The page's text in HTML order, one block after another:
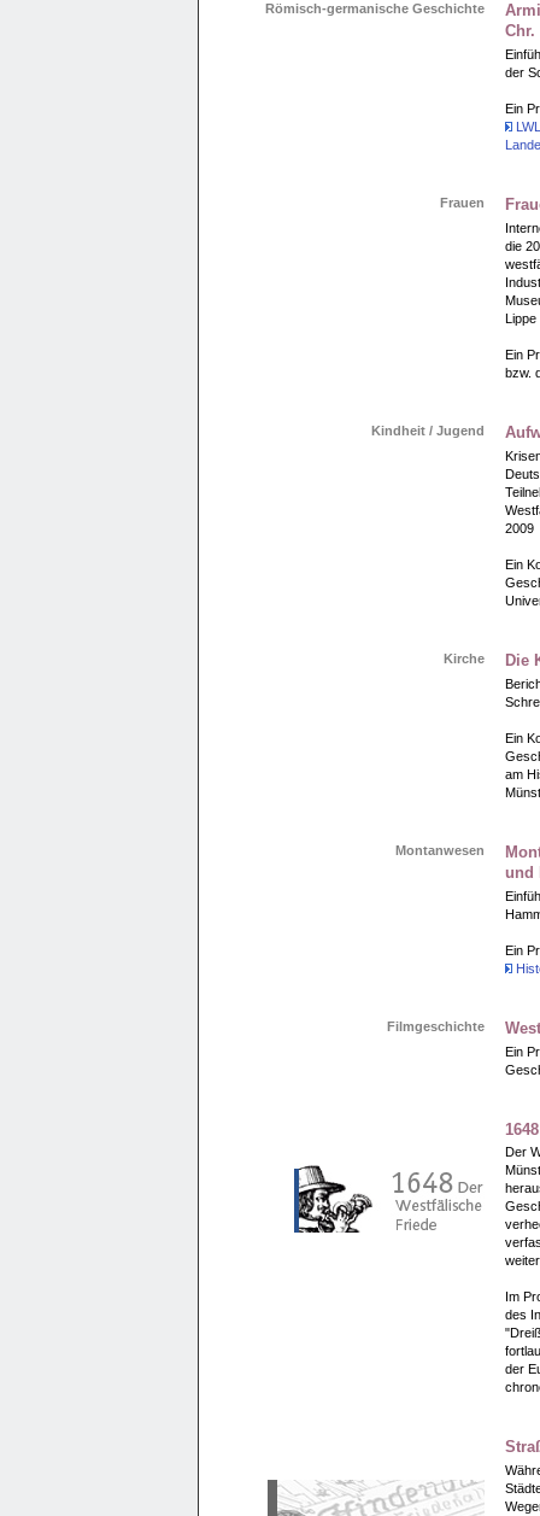
Römisch-germanische Geschichte
Chr.
der
Ein
Frauen
die
Lippe
Ein
bzw.
Kindheit / Jugend
2009
Ein
Kirche Die
Ein
am
Montanwesen
und
Ein
Filmgeschichte
Ein
Der
Im
des
der